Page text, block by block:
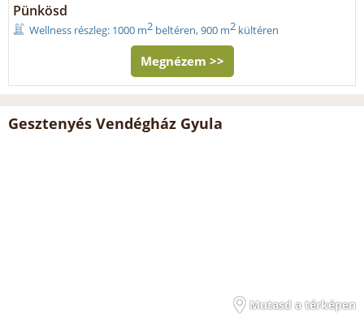
Pünkösd
Wellness részleg: 1000 m2 beltéren, 900 m2 kültéren
Megnézem >>
Gesztenyés Vendégház Gyula
Mutasd a térképen